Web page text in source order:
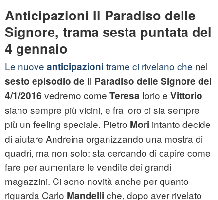
Anticipazioni Il Paradiso delle
Signore, trama sesta puntata del
4 gennaio
Le nuove anticipazioni trame ci rivelano che nel
sesto episodio de Il Paradiso delle Signore del
4/1/2016 vedremo come Teresa Iorio e Vittorio
siano sempre più vicini, e fra loro ci sia sempre
più un feeling speciale. Pietro Mori intanto decide
di aiutare Andreina organizzando una mostra di
quadri, ma non solo: sta cercando di capire come
fare per aumentare le vendite dei grandi
magazzini. Ci sono novità anche per quanto
riguarda Carlo Mandelli che, dopo aver rivelato